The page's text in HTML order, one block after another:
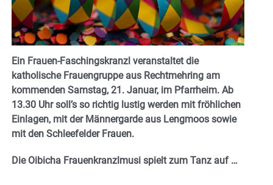
Ein Frauen-Faschingskranzl veranstaltet die
katholische Frauengruppe aus Rechtmehring am
kommenden Samstag, 21. Januar, im Pfarrheim. Ab
13.30 Uhr soll’s so richtig lustig werden mit fröhlichen
Einlagen, mit der Männergarde aus Lengmoos sowie
mit den Schleefelder Frauen.
Die Oibicha Frauenkranzlmusi spielt zum Tanz auf …